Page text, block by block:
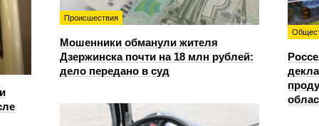
Происшествия
Мошенники обманули жителя
Дзержинска почти на 18 млн рублей:
дело передано в суд